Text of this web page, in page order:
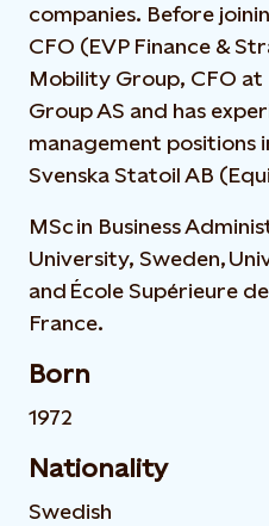
companies. Before
CFO (EVP Finance &
Mobility Group, CFO
Group AS and has
management positions
Svenska Statoil AB
MSc in Business
University, Sweden,
and École Supérieure
France.
Born
1972
Nationality
Swedish